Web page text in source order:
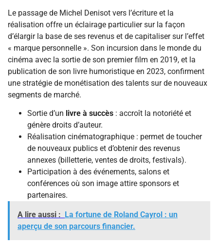
Le passage de Michel Denisot vers l’écriture et la
réalisation offre un éclairage particulier sur la façon
d’élargir la base de ses revenus et de capitaliser sur l’effet
« marque personnelle ». Son incursion dans le monde du
cinéma avec la sortie de son premier film en 2019, et la
publication de son livre humoristique en 2023, confirment
une stratégie de monétisation des talents sur de nouveaux
segments de marché.
Sortie d’un livre à succès : accroît la notoriété et
génère droits d’auteur.
Réalisation cinématographique : permet de toucher
de nouveaux publics et d’obtenir des revenus
annexes (billetterie, ventes de droits, festivals).
Participation à des événements, salons et
conférences où son image attire sponsors et
partenaires.
A lire aussi : La fortune de Roland Cayrol : un
aperçu de son parcours financier.